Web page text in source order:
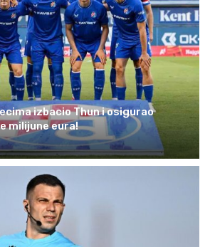
izbacio Thun i osigurao
milijune eura!